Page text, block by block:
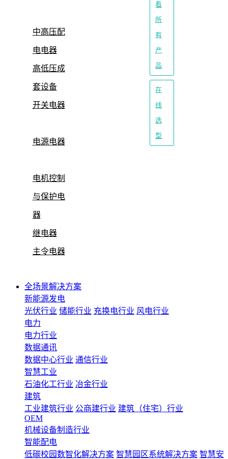
中高压配
电电器
高低压成
套设备
开关电器
电源电器
电机控制
与保护电
器
继电器
主令电器
看
所
有
产
品
在
线
选
型
全场景解决方案
新能源发电
光伏行业 储能行业 充换电行业 风电行业
电力
电力行业
数据通讯
数据中心行业 通信行业
智慧工业
石油化工行业 冶金行业
建筑
工业建筑行业 公商建行业 建筑（住宅）行业
OEM
机械设备制造行业
智能配电
低碳校园数智化解决方案 智慧园区系统解决方案 智慧安